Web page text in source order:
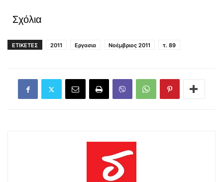
Σχόλια
ΕΤΙΚΕΤΕΣ 2011 Εργασια Νοέμβριος 2011 τ. 89